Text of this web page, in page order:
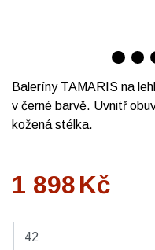
Baleríny TAMARIS na
v černé barvě. Uvnitř
kožená stélka.
1 898Kč